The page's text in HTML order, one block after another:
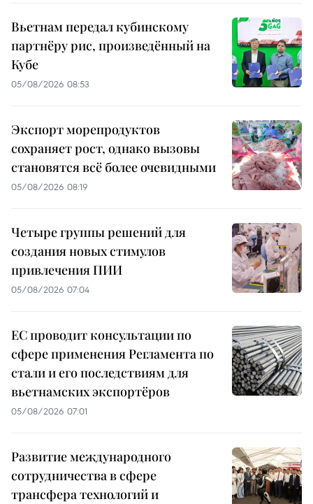
Вьетнам передал кубинскому
партнёру рис, произведённый на
Кубе
05/08/2026 08:53
Экспорт морепродуктов
сохраняет рост, однако вызовы
становятся всё более очевидными
05/08/2026 08:19
Четыре группы решений для
создания новых стимулов
привлечения ПИИ
05/08/2026 07:04
ЕС проводит консультации по
сфере применения Регламента по
стали и его последствиям для
вьетнамских экспортёров
05/08/2026 07:01
Развитие международного
сотрудничества в сфере
трансфера технологий и